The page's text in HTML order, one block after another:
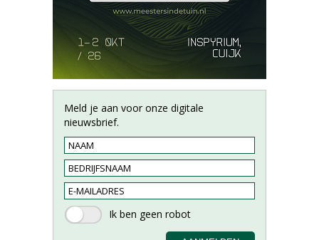
Meld je aan voor onze digitale
nieuwsbrief.